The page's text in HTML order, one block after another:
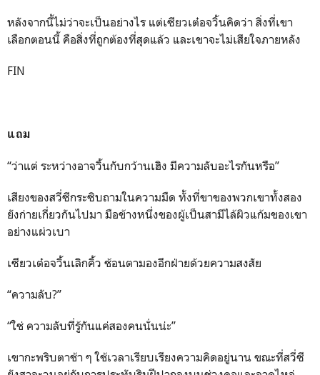
หลังจากนี้ไม่ว่าจะเป็นอย่างไร แต่เซียวเต๋อจวิ้นคิดว่า สิ่งที่เขา
เลือกตอนนี้ คือสิ่งที่ถูกต้องที่สุดแล้ว และเขาจะไม่เสียใจภายหลัง
FIN
แถม
“ว่าแต่ ระหว่างอาจวิ้นกับกว้านเฮิง มีความลับอะไรกันหรือ”
เสียงของสวี่ซีกระซิบถามในความมืด ทั้งที่ขาของพวกเขาทั้งสอง
ยังก่ายเกี่ยวกันไปมา มือข้างหนึ่งของผู้เป็นสามีไล้ผิวแก้มของเขา
อย่างแผ่วเบา
เซียวเต๋อจวิ้นเลิกคิ้ว ช้อนตามองอีกฝ่ายด้วยความสงสัย
“ความลับ?”
“ใช่ ความลับที่รู้กันแค่สองคนนั่นน่ะ”
เขากะพริบตาช้า ๆ ใช้เวลาเรียบเรียงความคิดอยู่นาน ขณะที่สวี่ซี